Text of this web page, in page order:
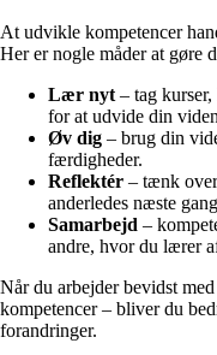
At udvikle kompetencer
Her er nogle måder at gøre
Lær nyt – tag
for at udvide din
Øv dig – brug din
færdigheder.
Reflektér – tænk
anderledes næste
Samarbejd –
andre, hvor du lærer
Når du arbejder bevidst
kompetencer – bliver du
forandringer.